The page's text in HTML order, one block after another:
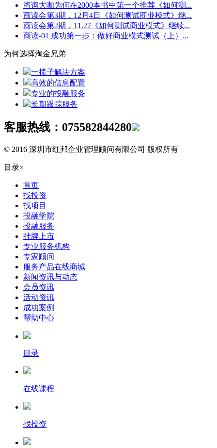
咨询大咖为何在2000本书中第一个推荐《如何测...
商读会第3期，12月4日《如何测试商业模式》继...
商读会第2期，11.27《如何测试商业模式》继续...
商读-01 成功第一步：做好商业模式测试（上）...
为何选择淘金兄弟
一揽子解决方案
高效的信息配置
专业的投融服务
长期跟踪服务
客服热线： 075582844280
© 2016 深圳市红邦企业管理顾问有限公司 版权所有
目录×
首页
找投资
找项目
投融学院
投融服务
挂牌上市
专业服务机构
专家顾问
服务产品在线商城
新闻资讯与动态
会员资讯
活动资讯
成功案例
帮助中心
目录
在线课程
找投资